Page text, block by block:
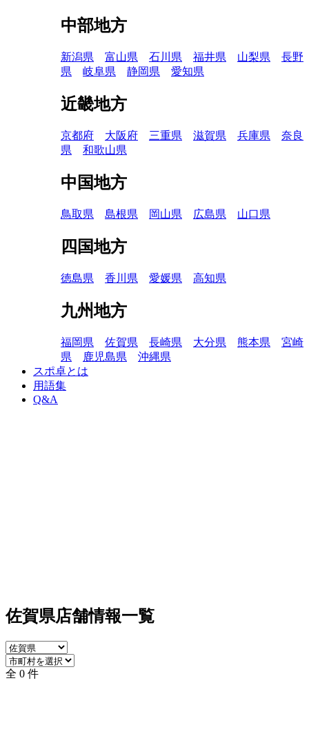
中部地方
新潟県 富山県 石川県 福井県 山梨県
長野
県
岐阜県 静岡県 愛知県
近畿地方
京都府 大阪府 三重県 滋賀県 兵庫県
奈良
県
和歌山県
中国地方
鳥取県 島根県 岡山県 広島県 山口県
四国地方
徳島県 香川県 愛媛県 高知県
九州地方
福岡県 佐賀県 長崎県 大分県 熊本県
宮崎
県
鹿児島県
沖縄県
スポ卓とは
用語集
Q&A
佐賀県店舗情報一覧
全 0 件